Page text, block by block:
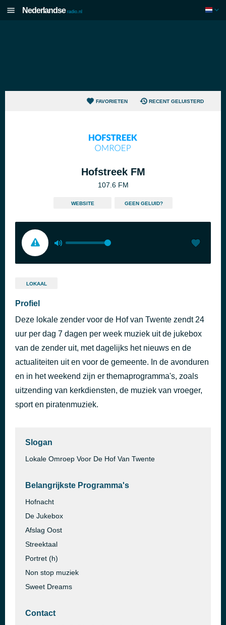
Nederlandse radio.nl
FAVORIETEN RECENT GELUISTERD
Hofstreek FM
107.6 FM
WEBSITE GEEN GELUID?
LOKAAL
Profiel
Deze lokale zender voor de Hof van Twente zendt 24
uur per dag 7 dagen per week muziek uit de jukebox
van de zender uit, met dagelijks het nieuws en de
actualiteiten uit en voor de gemeente. In de avonduren
en in het weekend zijn er themaprogramma's, zoals
uitzending van kerkdiensten, de muziek van vroeger,
sport en piratenmuziek.
Slogan
Lokale Omroep Voor De Hof Van Twente
Belangrijkste Programma's
Hofnacht
De Jukebox
Afslag Oost
Streektaal
Portret (h)
Non stop muziek
Sweet Dreams
Contact